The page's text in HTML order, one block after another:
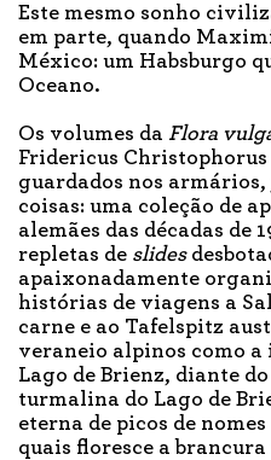
Este mesmo sonho
em parte, quando
México: um Habsburgo
Oceano.
Os volumes da Flora
Fridericus
guardados nos
coisas: uma coleção de
alemães das décadas de
repletas de slides
apaixonadamente
histórias de viagens a
carne e ao Tafelspitz
veraneio alpinos como
Lago de Brienz, diante
turmalina do Lago de
eterna de picos de
quais floresce a